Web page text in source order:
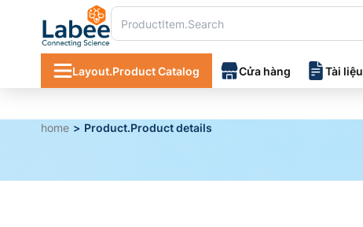
Layout.Product Catalog Cửa hàng Tài liệu
home Product.Product details